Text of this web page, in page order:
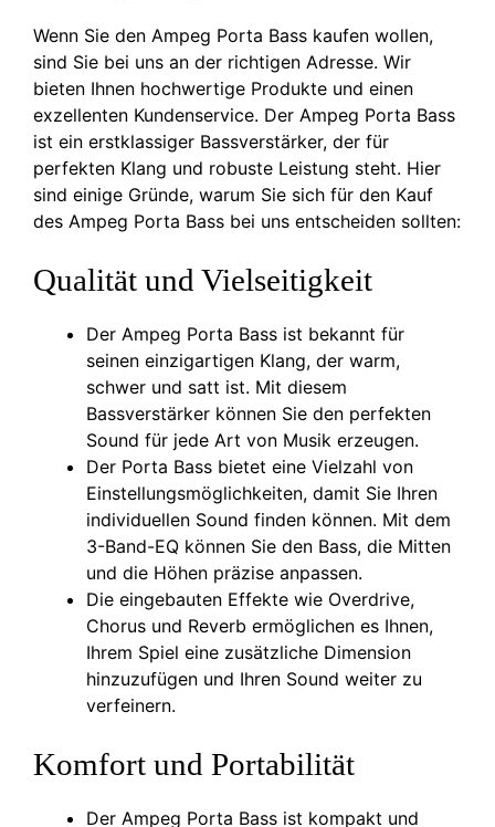
Wenn Sie den Ampeg Porta Bass kaufen wollen,
sind Sie bei uns an der richtigen Adresse. Wir
bieten Ihnen hochwertige Produkte und einen
exzellenten Kundenservice. Der Ampeg Porta Bass
ist ein erstklassiger Bassverstärker, der für
perfekten Klang und robuste Leistung steht. Hier
sind einige Gründe, warum Sie sich für den Kauf
des Ampeg Porta Bass bei uns entscheiden sollten:
Qualität und Vielseitigkeit
Der Ampeg Porta Bass ist bekannt für
seinen einzigartigen Klang, der warm,
schwer und satt ist. Mit diesem
Bassverstärker können Sie den perfekten
Sound für jede Art von Musik erzeugen.
Der Porta Bass bietet eine Vielzahl von
Einstellungsmöglichkeiten, damit Sie Ihren
individuellen Sound finden können. Mit dem
3-Band-EQ können Sie den Bass, die Mitten
und die Höhen präzise anpassen.
Die eingebauten Effekte wie Overdrive,
Chorus und Reverb ermöglichen es Ihnen,
Ihrem Spiel eine zusätzliche Dimension
hinzuzufügen und Ihren Sound weiter zu
verfeinern.
Komfort und Portabilität
Der Ampeg Porta Bass ist kompakt und